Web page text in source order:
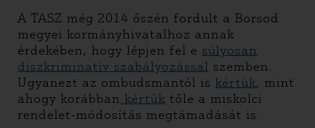
A TASZ még 2014 őszén fordult a Borsod
megyei kormányhivatalhoz annak
érdekében, hogy lépjen fel e súlyosan
diszkriminatív szabályozással szemben.
Ugyanezt az ombudsmantól is kértük, mint
ahogy korábban kértük tőle a miskolci
rendelet-módosítás megtámadását is.